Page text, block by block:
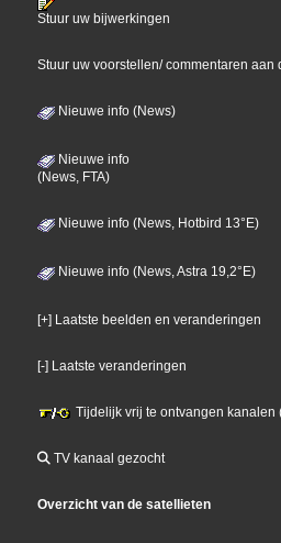
Stuur uw bijwerkingen
Stuur uw voorstellen/ commentaren aan
Nieuwe info (News)
Nieuwe info
(News, FTA)
Nieuwe info (News, Hotbird 13°E)
Nieuwe info (News, Astra 19,2°E)
[+] Laatste beelden en veranderingen
[-] Laatste veranderingen
Tijdelijk vrij te ontvangen kanalen
TV kanaal gezocht
Overzicht van de satellieten